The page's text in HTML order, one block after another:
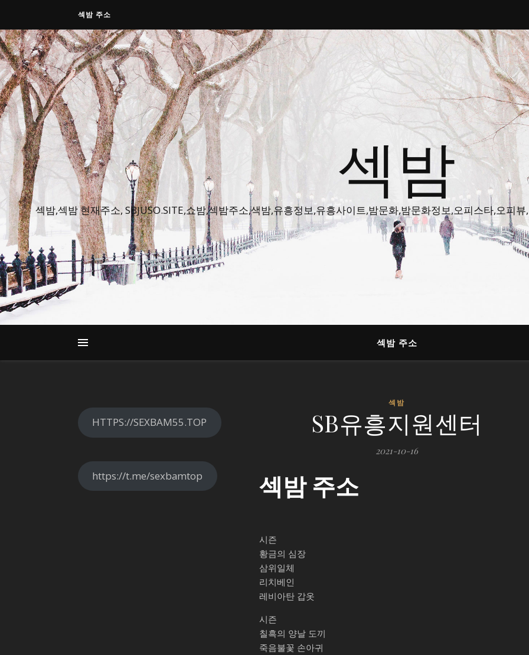
섹밤 주소
섹밤
섹밤,섹밤 현재주소, SBJUSO.SITE,쇼밤,섹밤주소,색밤,유흥정보,유흥사이트,밤문화,밤문화정보,오피스타,오피
섹밤 주소
HTTPS://SEXBAM55.TOP
https://t.me/sexbamtop
섹밤
SB유흥지원센터
2021-10-16
섹밤 주소
시즌
황금의 심장
삼위일체
리치베인
레비아탄 갑옷
시즌
칠흑의 양날 도끼
죽음불꽃 손아귀